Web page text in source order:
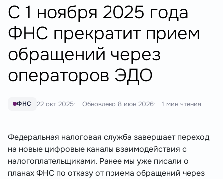
С 1 ноября 2025 года
ФНС прекратит прием
обращений через
операторов ЭДО
ФНС 22 окт 2025 Обновлено 8 июн 2026 1 мин чтения
Федеральная налоговая служба завершает переход
на новые цифровые каналы взаимодействия с
налогоплательщиками. Ранее мы уже писали о
планах ФНС по отказу от приема обращений через